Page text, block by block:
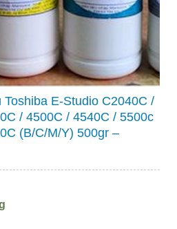
E-Studio C2040C /
/ 4500C / 4540C / 5500c
(B/C/M/Y) 500gr –